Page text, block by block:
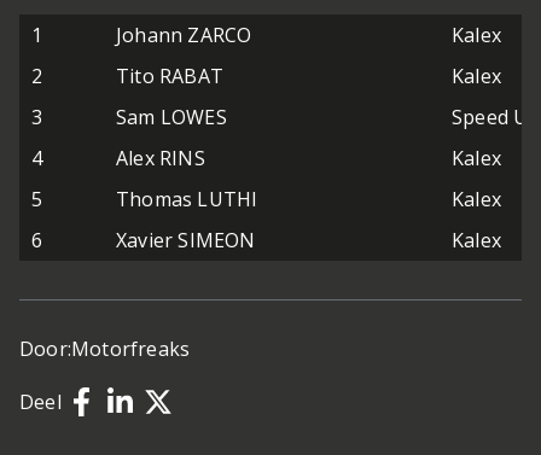
1 Johann ZARCO
Kalex
2
Tito RABAT
Kalex
3
Sam LOWES
Speed Up
4
Alex RINS
Kalex
5
Thomas LUTHI
Kalex
6
Xavier SIMEON Kalex
Door:Motorfreaks
Deel